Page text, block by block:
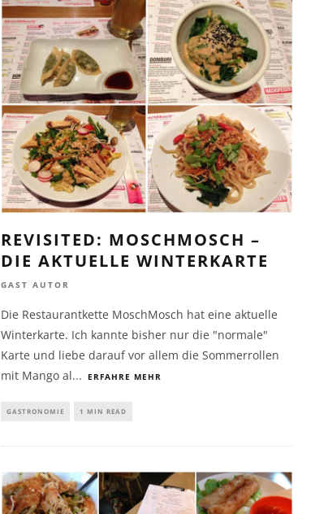
REVISITED: MOSCHMOSCH –
DIE AKTUELLE WINTERKARTE
GAST AUTOR
Die Restaurantkette MoschMosch hat eine aktuelle
Winterkarte. Ich kannte bisher nur die "normale"
Karte und liebe darauf vor allem die Sommerrollen
mit Mango al... ERFAHRE MEHR
GASTRONOMIE 1 MIN READ